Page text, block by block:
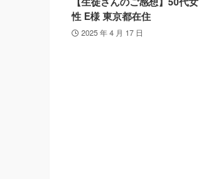
性 E様 東京都在住
2025 年 4 月 17 日